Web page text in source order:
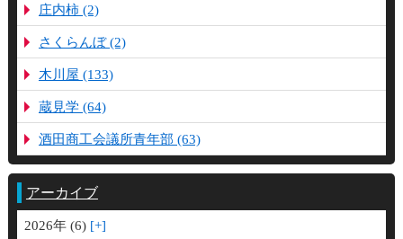
庄内柿 (2)
さくらんぼ (2)
木川屋 (133)
蔵見学 (64)
酒田商工会議所青年部 (63)
アーカイブ
2026年 (6)